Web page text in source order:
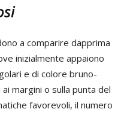
a comparire dapprima
inizialmente appaiono
e di colore bruno-
margini o sulla punta del
favorevoli, il numero